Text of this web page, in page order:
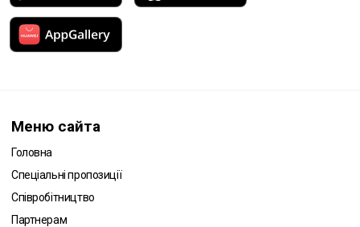
Меню сайта
Головна
Спеціальні пропозиції
Співробітництво
Партнерам